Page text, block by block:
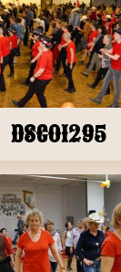
DSC01295